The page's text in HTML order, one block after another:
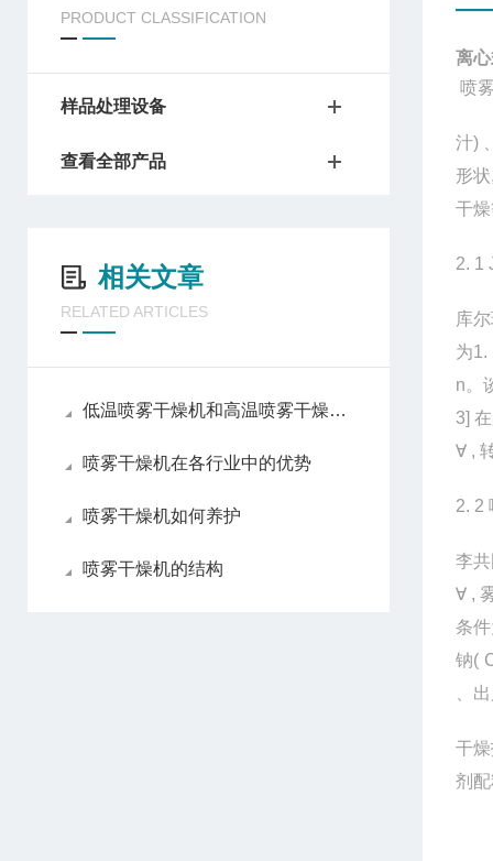
PRODUCT CLASSIFICATION
样品处理设备
查看全部产品
相关文章
RELATED ARTICLES
低温喷雾干燥机和高温喷雾干燥机各自优点
喷雾干燥机在各行业中的优势
喷雾干燥机如何养护
喷雾干燥机的结构
离
喷
汁)
形
干
2. 1
库
为
n。
3]
∀ ,
2. 2
李
∀ ,
条
钠(
、
干
剂